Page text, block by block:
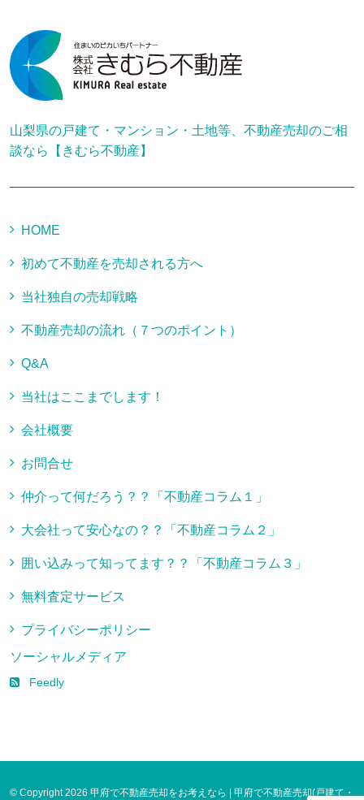
山梨県の戸建て・マンション・土地等、不動産売却のご相
談なら【きむら不動産】
HOME
初めて不動産を売却される方へ
当社独自の売却戦略
不動産売却の流れ（７つのポイント）
Q&A
当社はここまでします！
会社概要
お問合せ
仲介って何だろう？？「不動産コラム１」
大会社って安心なの？？「不動産コラム２」
囲い込みって知ってます？？「不動産コラム３」
無料査定サービス
プライバシーポリシー
ソーシャルメディア
Feedly
© Copyright 2026 甲府で不動産売却をお考えなら | 甲府で不動産売却(戸建て・